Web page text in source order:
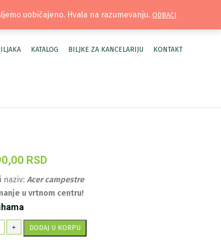
| MOJ NALOG
KATALOG BILJKE ZA KANCELARIJU KONTAKT
RSD
naziv: Acer campestre
u vrtnom centru!
+ DODAJ U KORPU
uobičajeno. Hvala na razumevanju. ODBACI